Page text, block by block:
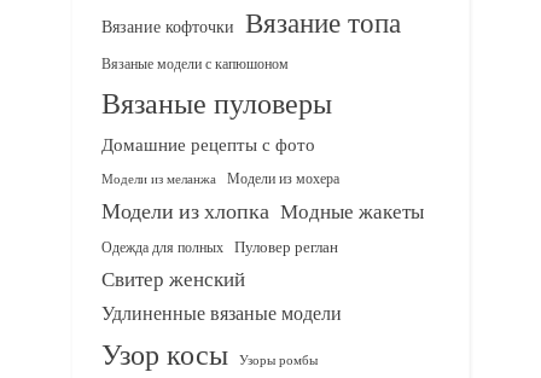
Вязание кофточки Вязание топа
Вязаные модели с капюшоном
Вязаные пуловеры
Домашние рецепты с фото
Модели из меланжа Модели из мохера
Модели из хлопка Модные жакеты
Одежда для полных Пуловер реглан
Свитер женский
Удлиненные вязаные модели
Узор косы Узоры ромбы